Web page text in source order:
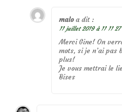
malo a dit :
11 juillet 2019 à 11 11
Merci Gine! On
mots, si je n’ai
plus!
Je vous mettrai le
Bises